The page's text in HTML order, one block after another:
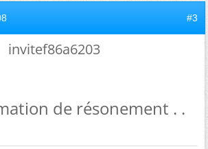
#3
invitef86a6203
de résonement . .